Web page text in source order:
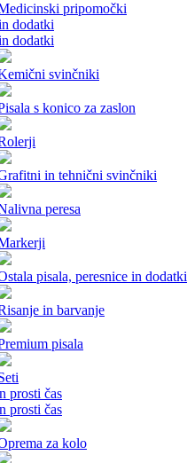
pripomočki
dodatki
dodatki
svinčniki
s konico za zaslon
in tehnični svinčniki
peresa
pisala, peresnice in dodatki
in barvanje
pisala
prosti čas
prosti čas
za kolo